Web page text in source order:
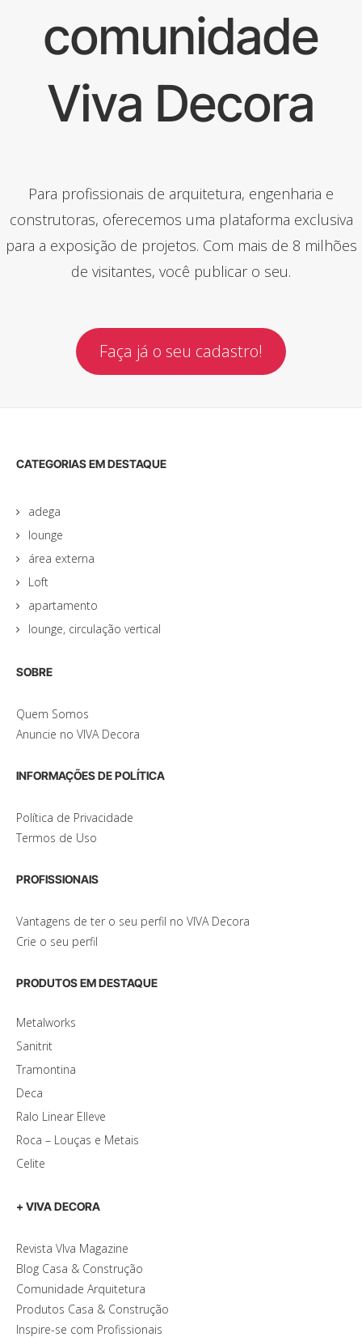
comunidade
Viva Decora
Para profissionais de arquitetura, engenharia e
construtoras, oferecemos uma plataforma exclusiva
para a exposição de projetos. Com mais de 8 milhões
de visitantes, você publicar o seu.
Faça já o seu cadastro!
CATEGORIAS EM DESTAQUE
adega
lounge
área externa
Loft
apartamento
lounge, circulação vertical
SOBRE
Quem Somos
Anuncie no VIVA Decora
INFORMAÇÕES DE POLÍTICA
Política de Privacidade
Termos de Uso
PROFISSIONAIS
Vantagens de ter o seu perfil no VIVA Decora
Crie o seu perfil
PRODUTOS EM DESTAQUE
Metalworks
Sanitrit
Tramontina
Deca
Ralo Linear Elleve
Roca – Louças e Metais
Celite
+ VIVA DECORA
Revista VIva Magazine
Blog Casa & Construção
Comunidade Arquitetura
Produtos Casa & Construção
Inspire-se com Profissionais